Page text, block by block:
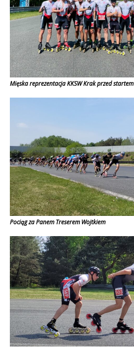
Mięska reprezentacja KKSW Krak przed startem
Pociąg za Panem Treserem Wojtkiem